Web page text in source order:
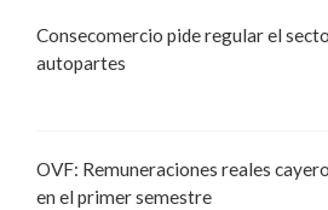
Consecomercio pide regular el
autopartes
OVF: Remuneraciones reales
en el primer semestre